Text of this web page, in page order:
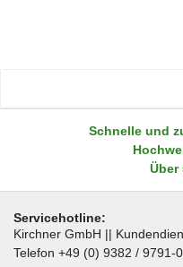
Schnelle und
Über
Servicehotline:
Kirchner GmbH ||
Telefon +49 (0) 9382 / 9791-0